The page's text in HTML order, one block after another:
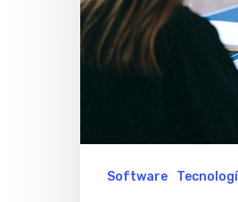
Chicas
Tecnología
Software